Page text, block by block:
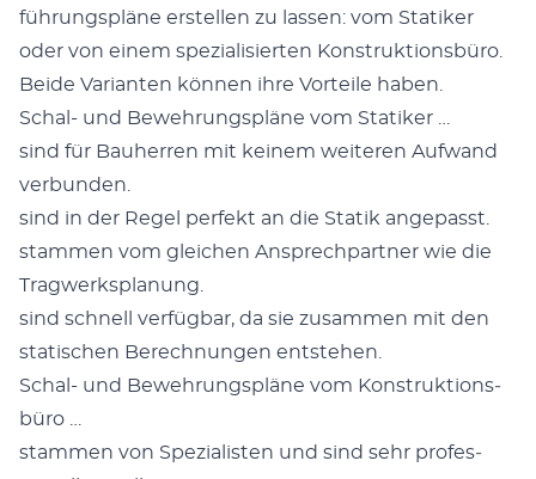
führungspläne erstellen zu lassen: vom Sta­tik­er
oder von einem spezial­isierten Kon­struk­tions­büro.
Bei­de Vari­anten kön­nen ihre Vorteile haben.
Schal- und Bewehrungspläne vom Sta­tik­er …
sind für Bauher­ren mit keinem weit­eren Aufwand
ver­bun­den.
sind in der Regel per­fekt an die Sta­tik angepasst.
stam­men vom gle­ichen Ansprech­part­ner wie die
Trag­w­erk­s­pla­nung.
sind schnell ver­füg­bar, da sie zusam­men mit den
sta­tis­chen Berech­nun­gen entste­hen.
Schal- und Bewehrungspläne vom Kon­struk­tions­
büro …
stam­men von Spezial­is­ten und sind sehr pro­fes­